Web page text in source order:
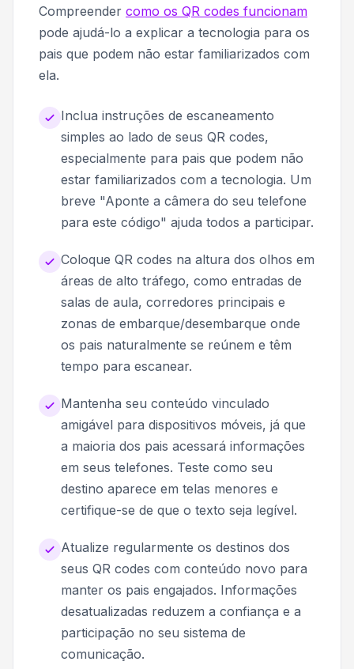
Compreender como os QR codes funcionam
pode ajudá-lo a explicar a tecnologia para os
pais que podem não estar familiarizados com
ela.
Inclua instruções de escaneamento
simples ao lado de seus QR codes,
especialmente para pais que podem não
estar familiarizados com a tecnologia. Um
breve "Aponte a câmera do seu telefone
para este código" ajuda todos a participar.
Coloque QR codes na altura dos olhos em
áreas de alto tráfego, como entradas de
salas de aula, corredores principais e
zonas de embarque/desembarque onde
os pais naturalmente se reúnem e têm
tempo para escanear.
Mantenha seu conteúdo vinculado
amigável para dispositivos móveis, já que
a maioria dos pais acessará informações
em seus telefones. Teste como seu
destino aparece em telas menores e
certifique-se de que o texto seja legível.
Atualize regularmente os destinos dos
seus QR codes com conteúdo novo para
manter os pais engajados. Informações
desatualizadas reduzem a confiança e a
participação no seu sistema de
comunicação.